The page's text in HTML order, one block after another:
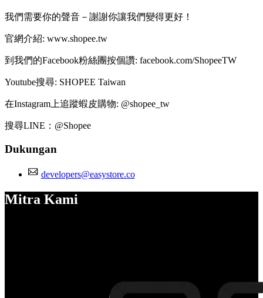
我們需要你的聲音－謝謝你讓我們變得更好！
官網介紹: www.shopee.tw
到我們的Facebook粉絲團按個讚: facebook.com/ShopeeTW
Youtube搜尋: SHOPEE Taiwan
在Instagram上追蹤蝦皮購物: @shopee_tw
搜尋LINE：@Shopee
Dukungan
developers@easystore.co
Mitra Kami